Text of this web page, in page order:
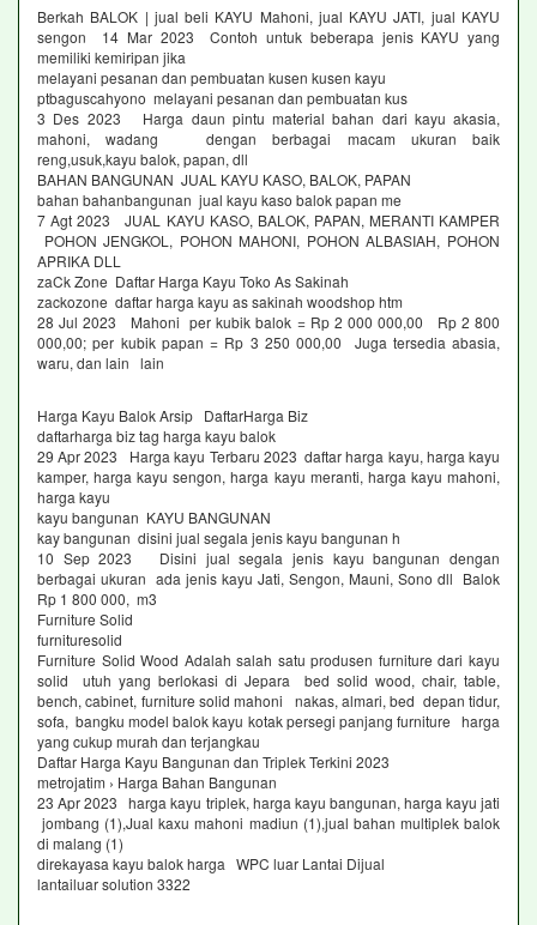
Berkah BALOK | jual beli KAYU Mahoni, jual KAYU JATI, jual KAYU
sengon 14 Mar 2023 Contoh untuk beberapa jenis KAYU yang
memiliki kemiripan jika
melayani pesanan dan pembuatan kusen kusen kayu
ptbaguscahyono melayani pesanan dan pembuatan kus
3 Des 2023 Harga daun pintu material bahan dari kayu akasia,
mahoni, wadang dengan berbagai macam ukuran baik
reng,usuk,kayu balok, papan, dll
BAHAN BANGUNAN JUAL KAYU KASO, BALOK, PAPAN
bahan bahanbangunan jual kayu kaso balok papan me
7 Agt 2023 JUAL KAYU KASO, BALOK, PAPAN, MERANTI KAMPER
POHON JENGKOL, POHON MAHONI, POHON ALBASIAH, POHON
APRIKA DLL
zaCk Zone Daftar Harga Kayu Toko As Sakinah
zackozone daftar harga kayu as sakinah woodshop htm
28 Jul 2023 Mahoni per kubik balok = Rp 2 000 000,00 Rp 2 800
000,00; per kubik papan = Rp 3 250 000,00 Juga tersedia abasia,
waru, dan lain lain
Harga Kayu Balok Arsip DaftarHarga Biz
daftarharga biz tag harga kayu balok
29 Apr 2023 Harga kayu Terbaru 2023 daftar harga kayu, harga kayu
kamper, harga kayu sengon, harga kayu meranti, harga kayu mahoni,
harga kayu
kayu bangunan KAYU BANGUNAN
kay bangunan disini jual segala jenis kayu bangunan h
10 Sep 2023 Disini jual segala jenis kayu bangunan dengan
berbagai ukuran ada jenis kayu Jati, Sengon, Mauni, Sono dll Balok
Rp 1 800 000, m3
Furniture Solid
furnituresolid
Furniture Solid Wood Adalah salah satu produsen furniture dari kayu
solid utuh yang berlokasi di Jepara bed solid wood, chair, table,
bench, cabinet, furniture solid mahoni nakas, almari, bed depan tidur,
sofa, bangku model balok kayu kotak persegi panjang furniture harga
yang cukup murah dan terjangkau
Daftar Harga Kayu Bangunan dan Triplek Terkini 2023
metrojatim › Harga Bahan Bangunan
23 Apr 2023 harga kayu triplek, harga kayu bangunan, harga kayu jati
jombang (1),Jual kaxu mahoni madiun (1),jual bahan multiplek balok
di malang (1)
direkayasa kayu balok harga WPC luar Lantai Dijual
lantailuar solution 3322